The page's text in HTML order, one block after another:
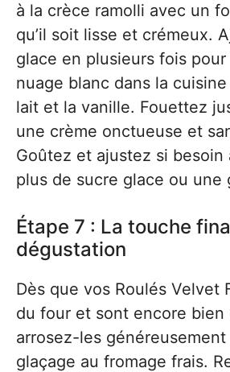
à la crèce ramolli avec un
qu’il soit lisse et crémeux.
glace en plusieurs fois
nuage blanc dans la
lait et la vanille. Fouettez
une crème onctueuse et
Goûtez et ajustez si besoin
plus de sucre glace ou une
Étape 7 : La touche
dégustation
Dès que vos Roulés Velvet
du four et sont encore bien
arrosez-les
glaçage au fromage frais.